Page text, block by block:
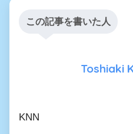
この記事を書いた人
Toshiaki
KNN